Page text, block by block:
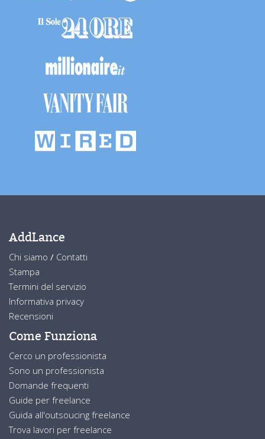
AddLance
Chi siamo / Contatti
Stampa
Termini del servizio
Informativa privacy
Recensioni
Come Funziona
Cerco un professionista
Sono un professionista
Domande frequenti
Guide per freelance
Guida all'outsoucing freelance
Trova lavori per freelance